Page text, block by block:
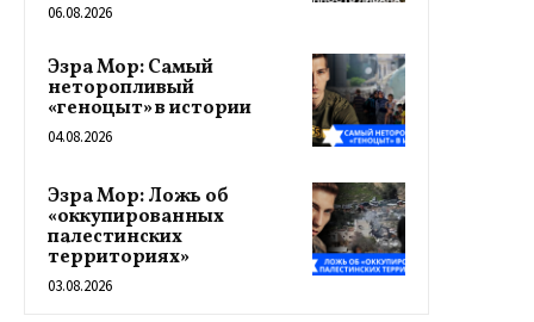
06.08.2026
Эзра Мор: Самый
неторопливый
«геноцыт» в истории
04.08.2026
Эзра Мор: Ложь об
«оккупированных
палестинских
территориях»
03.08.2026